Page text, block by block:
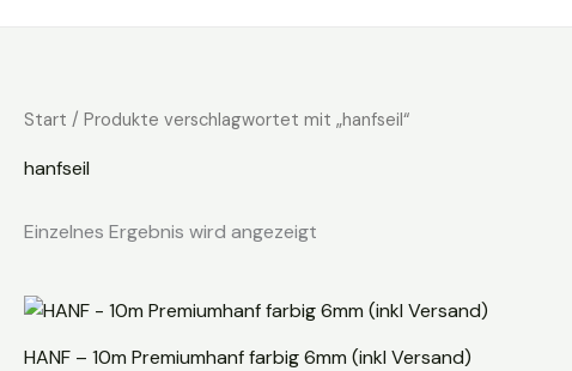
Start / Produkte verschlagwortet mit „hanfseil“
hanfseil
Einzelnes Ergebnis wird angezeigt
HANF – 10m Premiumhanf farbig 6mm (inkl Versand)